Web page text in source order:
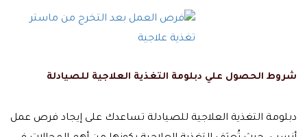
شروط الحصول علي دبلومة التغذية العلاجية للصيادلة
دبلومة التغذية العلاجية للصيادلة تساعدك على إيجاد فرص عمل